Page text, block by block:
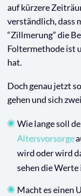
auf kürzere
verständlich, dass
“Zillmerung” die
Foltermethode ist
hat.
Doch genau jetzt
gehen und sich
Wie lange soll
Altersvorsorge
wird oder wird
sehen die
Macht es einen